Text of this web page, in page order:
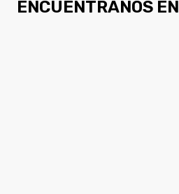
ENCUÉNTRANOS EN